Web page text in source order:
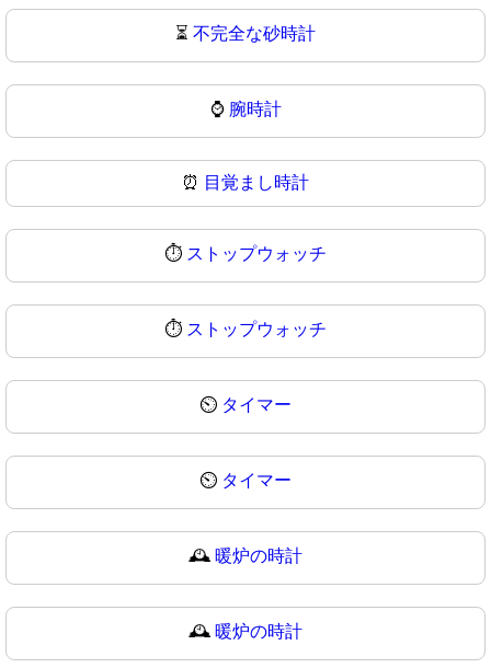
⏳ 不完全な砂時計
⌚ 腕時計
⏰ 目覚まし時計
⏱️ ストップウォッチ
⏱ ストップウォッチ
⏲️ タイマー
⏲ タイマー
🕰️ 暖炉の時計
🕰 暖炉の時計